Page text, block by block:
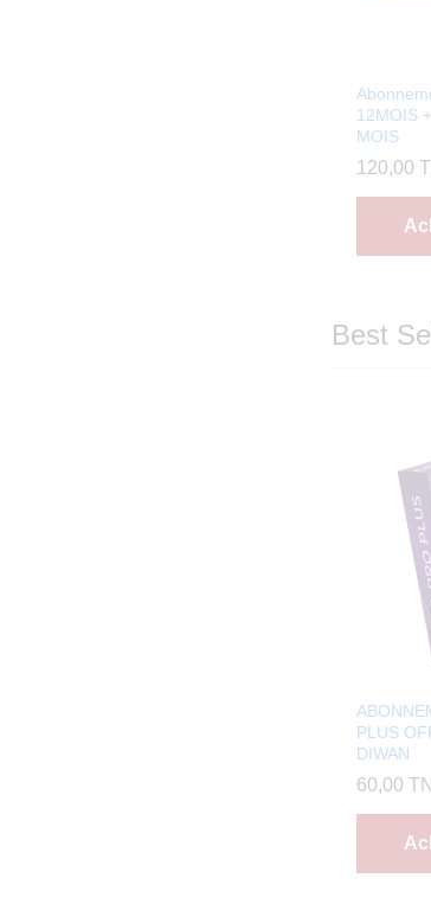
12MOIS
MOIS
120,00
Best
PLUS
DIWAN
60,00